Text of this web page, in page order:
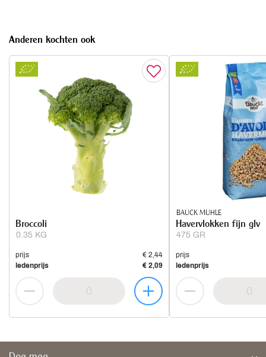
Anderen kochten ook
0.35 KG
Broccoli
prijs
€ 2,44
ledenprijs
€ 2,09
BAUCK MUHLE
475 GR
Havervlokken fijn glv
prijs
ledenprijs